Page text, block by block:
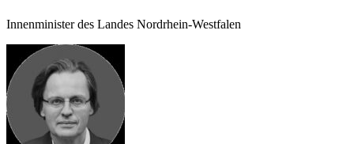
Innenminister des Landes Nordrhein-Westfalen